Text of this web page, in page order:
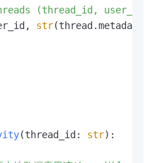
threads (thread_id,
str(thread.metadata))
(thread_id: str):